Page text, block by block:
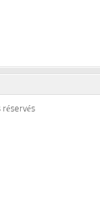
réservés